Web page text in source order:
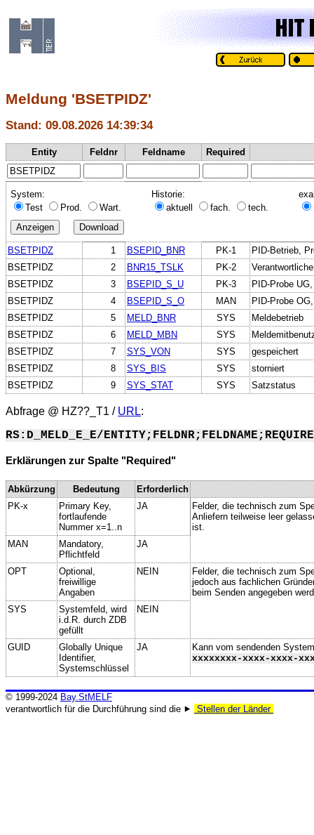
Meldung 'BSETPIDZ'
Stand: 09.08.2026 14:39:34
Entity Feldnr Feldname Required
System:
Test
Prod. Wart.
Historie:
aktuell
fach. tech.
BSETPIDZ 1 BSEPID_BNR PK-1
PID-Betrieb,
BSETPIDZ
2 BNR15_TSLK PK-2
BSETPIDZ
3 BSEPID_S_U PK-3
PID-Probe
BSETPIDZ
4 BSEPID_S_O MAN
PID-Probe
BSETPIDZ
5 MELD_BNR SYS
Meldebetrieb
BSETPIDZ
6 MELD_MBN SYS
BSETPIDZ
7 SYS_VON SYS
gespeichert
BSETPIDZ
8 SYS_BIS SYS
storniert
BSETPIDZ
9 SYS_STAT SYS Satzstatus
Abfrage @ HZ??_T1 / URL:
RS:D_MELD_E_E/
Erklärungen zur Spalte "Required"
Abkürzung Bedeutung
Erforderlich
PK-x
Primary Key,
fortlaufende
Nummer x=1..n
JA
Felder, die technisch zum
Anliefern teilweise leer
ist.
MAN
Mandatory,
Pflichtfeld
JA
OPT
Optional,
freiwillige
Angaben
NEIN
Felder, die technisch zum
jedoch aus fachlichen
beim Senden angegeben
SYS
Systemfeld, wird
i.d.R. durch ZDB
gefüllt
NEIN
GUID
Globally Unique
Identifier,
Systemschlüssel
JA
Kann vom sendenden
xxxxxxxx-xxxx-xxxx-
© 1999-2024 Bay.StMELF
verantwortlich für die Durchführung sind die ⯈
Stellen der Länder